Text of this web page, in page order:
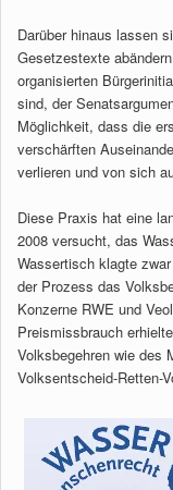
Darüber hinaus lassen
Gesetzestexte
organisierten
sind, der
Möglichkeit, dass die
verschärften
verlieren und von sich
Diese Praxis hat eine
2008 versucht, das
Wassertisch klagte
der Prozess das
Konzerne RWE und
Preismissbrauch
Volksbegehren wie des
Volksentscheid-Retten-